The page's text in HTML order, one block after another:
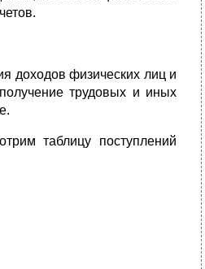
доходов физических лиц и
трудовых и иных
таблицу поступлений